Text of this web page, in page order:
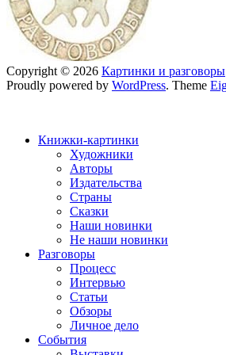
Copyright © 2026 Картинки и разговоры
Proudly powered by WordPress. Theme
Книжки-картинки
Художники
Авторы
Издательства
Страны
Сказки
Наши новинки
Не наши новинки
Разговоры
Процесс
Интервью
Статьи
Обзоры
Личное дело
События